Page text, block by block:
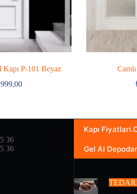
Kapı P-101 Beyaz
36
36
Kapı
Gel Al